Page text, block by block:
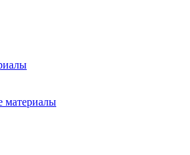
материалы